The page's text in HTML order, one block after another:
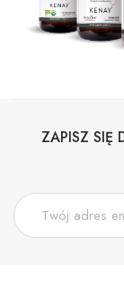
ZAPISZ SIĘ